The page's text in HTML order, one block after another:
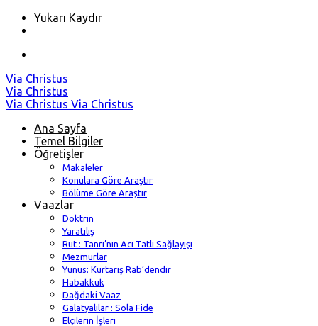
Yukarı Kaydır
Skip
to
content
Via Christus
Via Christus
Via Christus Via Christus
Ana Sayfa
Temel Bilgiler
Öğretişler
Makaleler
Konulara Göre Araştır
Bölüme Göre Araştır
Vaazlar
Doktrin
Yaratılış
Rut : Tanrı’nın Acı Tatlı Sağlayışı
Mezmurlar
Yunus: Kurtarış Rab’dendir
Habakkuk
Dağdaki Vaaz
Galatyalılar : Sola Fide
Elçilerin İşleri